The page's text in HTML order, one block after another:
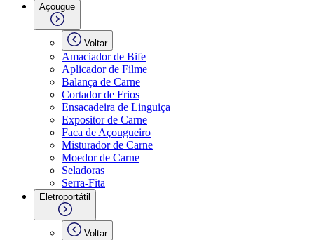
Açougue
Voltar
Amaciador de Bife
Aplicador de Filme
Balança de Carne
Cortador de Frios
Ensacadeira de Linguiça
Expositor de Carne
Faca de Açougueiro
Misturador de Carne
Moedor de Carne
Seladoras
Serra-Fita
Eletroportátil
Voltar